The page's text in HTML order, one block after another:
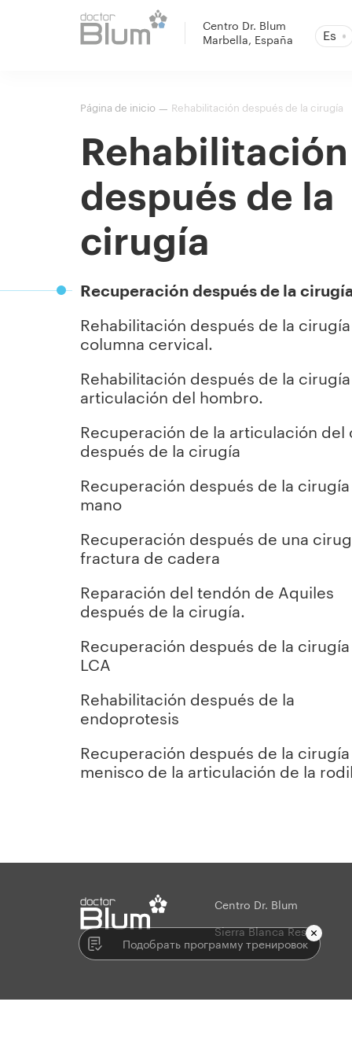
Centro Dr. Blum
Marbella, España
Es
Página de inicio — Rehabilitación después de la cirugía
Rehabilitación
después de la
cirugía
Recuperación después de la
Rehabilitación después de la
columna cervical.
Rehabilitación después de la
articulación del hombro.
Recuperación de la articulación del
después de la cirugía
Recuperación después de la
mano
Recuperación después de una
fractura de cadera
Reparación del tendón de Aquiles
después de la cirugía.
Recuperación después de la
LCA
Rehabilitación después de la
endoprotesis
Recuperación después de la
menisco de la articulación de la
string(2) "es"
Centro Dr. Blum
Sierra Blanca Resort
Подобрать программу тренировок